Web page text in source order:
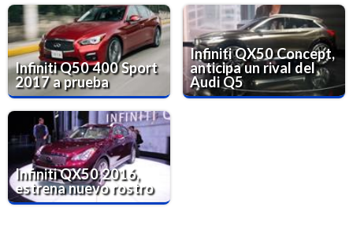
Infiniti Q50 400 Sport
2017 a prueba
Infiniti QX50 Concept,
anticipa un rival del
Audi Q5
Infiniti QX50 2016,
estrena nuevo rostro